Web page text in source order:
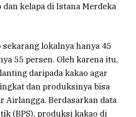
kelapa di Istana Merdeka
sekarang lokalnya hanya 45
55 persen. Oleh karena itu,
daripada kakao agar
dan produksinya bisa
Airlangga. Berdasarkan data
(BPS), produksi kakao di